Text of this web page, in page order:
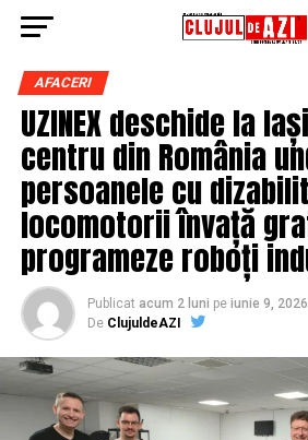
AFACERI
UZINEX deschide la
centru din România
persoanele cu
locomotorii învață
programeze roboți
Publicat acum 2 luni pe iunie 9, 2026
De ClujuldeAZI